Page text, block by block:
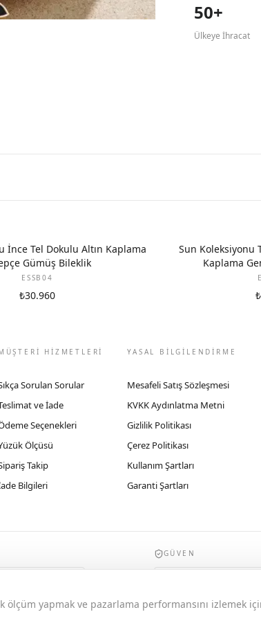
50+
Ülkeye İhracat
İnce Tel Dokulu Altın Kaplama
Gümüş Bileklik
ESSB04
₺30.960
Sun Koleksiyonu
Kaplama
HİZMETLERİ
Sorulan Sorular
ve İade
Seçenekleri
Ölçüsü
Takip
Bilgileri
YASAL BİLGİLENDİRME
Mesafeli Satış Sözleşmesi
KVKK Aydınlatma Metni
Gizlilik Politikası
Çerez Politikası
Kullanım Şartları
Garanti Şartları
GÜVEN
yapmak ve pazarlama performansını izlemek